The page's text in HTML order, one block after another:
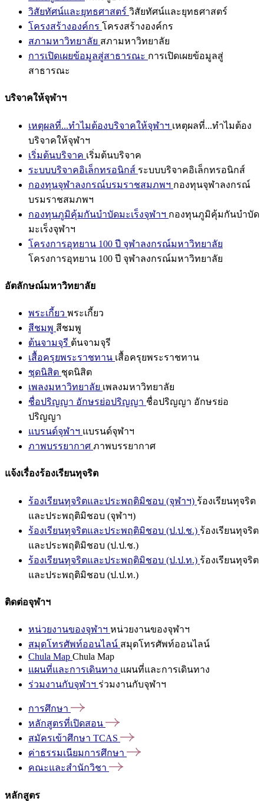
วิสัยทัศน์และยุทธศาสตร์ วิสัยทัศน์และยุทธศาสตร์
โครงสร้างองค์กร โครงสร้างองค์กร
สภามหาวิทยาลัย สภามหาวิทยาลัย
การเปิดเผยข้อมูลสู่สาธารณะ การเปิดเผยข้อมูลสู่
สาธารณะ
บริจาคให้จุฬาฯ
เหตุผลที่...ทำไมต้องบริจาคให้จุฬาฯ เหตุผลที่...ทำไมต้อง
บริจาคให้จุฬาฯ
เริ่มต้นบริจาค เริ่มต้นบริจาค
ระบบบริจาคอิเล็กทรอนิกส์ ระบบบริจาคอิเล็กทรอนิกส์
กองทุนจุฬาลงกรณ์บรมราชสมภพฯ กองทุนจุฬาลงกรณ์
บรมราชสมภพฯ
กองทุนภูมิคุ้มกันบำบัดมะเร็งจุฬาฯ กองทุนภูมิคุ้มกันบำบัด
มะเร็งจุฬาฯ
โครงการอุทยาน 100 ปี จุฬาลงกรณ์มหาวิทยาลัย
โครงการอุทยาน 100 ปี จุฬาลงกรณ์มหาวิทยาลัย
อัตลักษณ์มหาวิทยาลัย
พระเกี้ยว พระเกี้ยว
สีชมพู สีชมพู
ต้นจามจุรี ต้นจามจุรี
เสื้อครุยพระราชทาน เสื้อครุยพระราชทาน
ชุดนิสิต ชุดนิสิต
เพลงมหาวิทยาลัย เพลงมหาวิทยาลัย
ชื่อปริญญา อักษรย่อปริญญา ชื่อปริญญา อักษรย่อ
ปริญญา
แบรนด์จุฬาฯ แบรนด์จุฬาฯ
ภาพบรรยากาศ ภาพบรรยากาศ
แจ้งเรื่องร้องเรียนทุจริต
ร้องเรียนทุจริตและประพฤติมิชอบ (จุฬาฯ) ร้องเรียนทุจริต
และประพฤติมิชอบ (จุฬาฯ)
ร้องเรียนทุจริตและประพฤติมิชอบ (ป.ป.ช.) ร้องเรียนทุจริต
และประพฤติมิชอบ (ป.ป.ช.)
ร้องเรียนทุจริตและประพฤติมิชอบ (ป.ป.ท.) ร้องเรียนทุจริต
และประพฤติมิชอบ (ป.ป.ท.)
ติดต่อจุฬาฯ
หน่วยงานของจุฬาฯ หน่วยงานของจุฬาฯ
สมุดโทรศัพท์ออนไลน์ สมุดโทรศัพท์ออนไลน์
Chula Map Chula Map
แผนที่และการเดินทาง แผนที่และการเดินทาง
ร่วมงานกับจุฬาฯ ร่วมงานกับจุฬาฯ
การศึกษา
หลักสูตรที่เปิดสอน
สมัครเข้าศึกษา TCAS
ค่าธรรมเนียมการศึกษา
คณะและสำนักวิชา
หลักสูตร